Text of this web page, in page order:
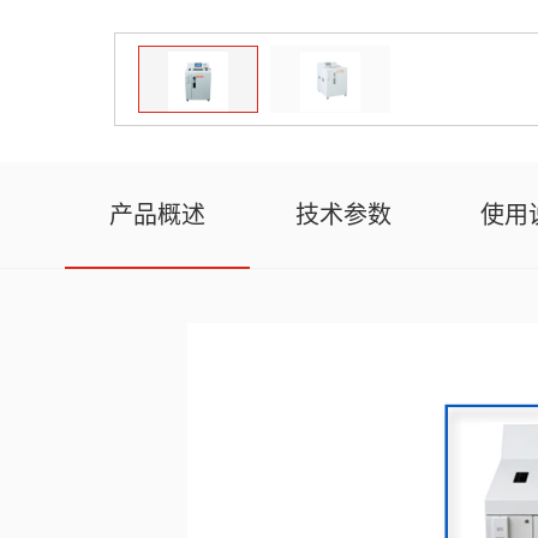
产品概述 技术参数 使用